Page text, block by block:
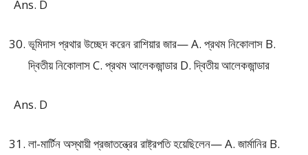
Ans. D
ভূমিদাস প্রথার উচ্ছেদ করেন রাশিয়ার জার— A. প্রথম নিকোলাস B.
দ্বিতীয় নিকোলাস C. প্রথম আলেকজান্ডার D. দ্বিতীয় আলেকজান্ডার
Ans. D
লা-মার্টিন অস্থায়ী প্রজাতন্ত্রের রাষ্ট্রপতি হয়েছিলেন— A. জার্মানির B.